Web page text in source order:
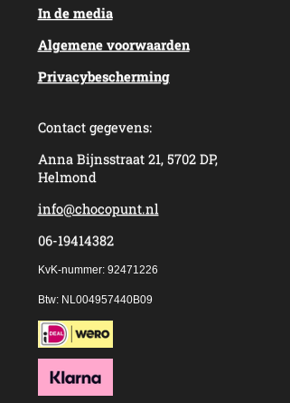
In de media
Algemene voorwaarden
Privacybescherming
Contact gegevens:
Anna Bijnsstraat 21, 5702 DP,
Helmond
info@chocopunt.nl
06-19414382
KvK-nummer: 92471226
Btw: NL004957440B09